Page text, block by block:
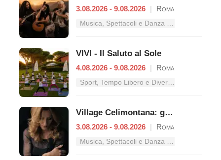
3.08.2026 - 9.08.2026 | Roma
VIVI - Il Saluto al Sole
4.08.2026 - 9.08.2026 | Roma
Village Celimontana: gli appuntamenti dal 3 al 9 agosto
3.08.2026 - 9.08.2026 | Roma